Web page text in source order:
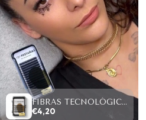
FIBRAS TECNOLÓGICAS “TOP PESTAÑAS” W LASHES 4D,SAMPLE SIZE (4 FILAS)
€4,20